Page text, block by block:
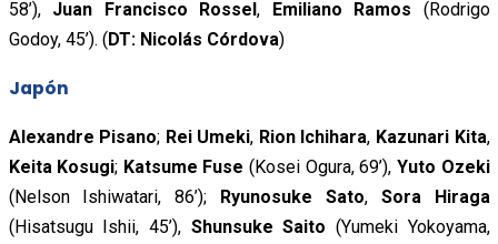
58’), Juan Francisco Rossel, Emiliano Ramos (Rodrigo
Godoy, 45’). (DT: Nicolás Córdova)
Japón
Alexandre Pisano; Rei Umeki, Rion Ichihara, Kazunari Kita,
Keita Kosugi; Katsume Fuse (Kosei Ogura, 69’), Yuto Ozeki
(Nelson Ishiwatari, 86’); Ryunosuke Sato, Sora Hiraga
(Hisatsugu Ishii, 45’), Shunsuke Saito (Yumeki Yokoyama,